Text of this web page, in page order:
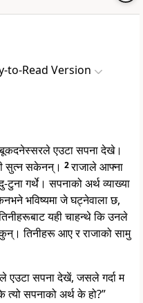
to-Read Version
एउटा सपना देखे।
सुत्न सकेनन्। 2राजाले आफ्ना
टुना गर्थे। सपनाको अर्थ व्याख्या
भविष्यमा जे घट्नेवाला छ,
यही चाहन्थे कि उनले
तिनीहरू आए र राजाको सामु
एउटा सपना देखें, जसले गर्दा म
सपनाको अर्थ के हो?”